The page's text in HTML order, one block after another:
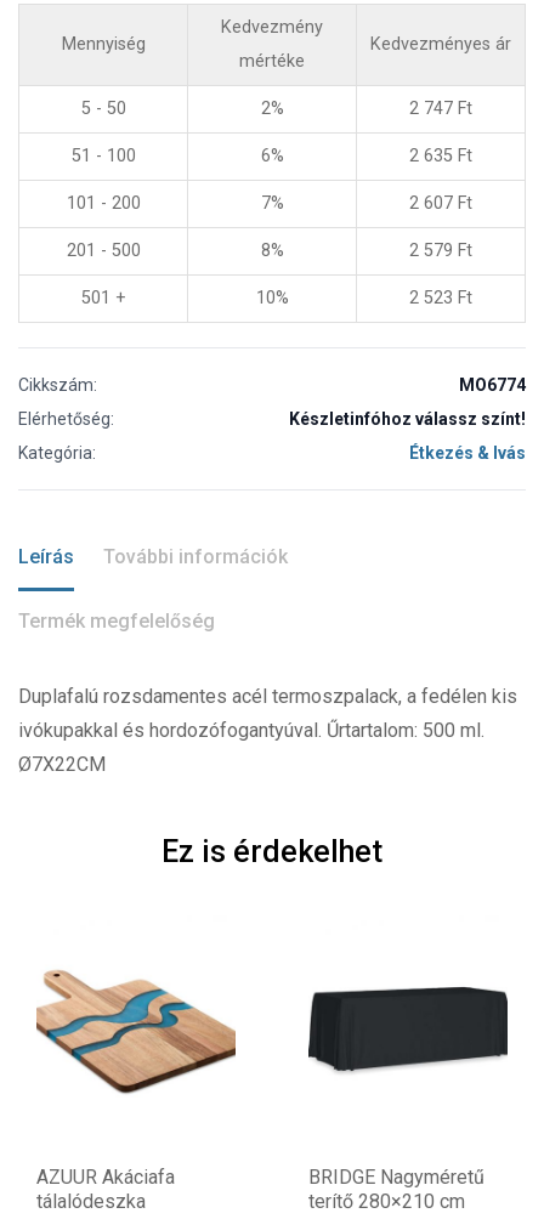
Mennyiség
Kedvezmény
mértéke
Kedvezményes ár
5 - 50 2% 2 747 Ft
51 - 100 6% 2 635 Ft
101 - 200 7% 2 607 Ft
201 - 500 8% 2 579 Ft
501 + 10% 2 523 Ft
Cikkszám:
MO6774
Elérhetőség:
Készletinfóhoz válassz színt!
Kategória:
Étkezés & Ivás
Leírás További információk
Termék megfelelőség
Duplafalú rozsdamentes acél termoszpalack, a fedélen kis
ivókupakkal és hordozófogantyúval. Űrtartalom: 500 ml.
Ø7X22CM
Ez is érdekelhet
AZUUR Akáciafa
tálalódeszka
BRIDGE Nagyméretű
terítő 280×210 cm